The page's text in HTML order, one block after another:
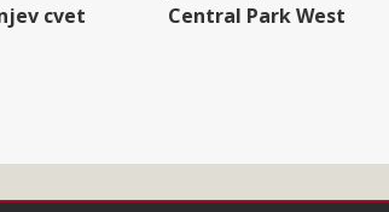
cvet Central Park West